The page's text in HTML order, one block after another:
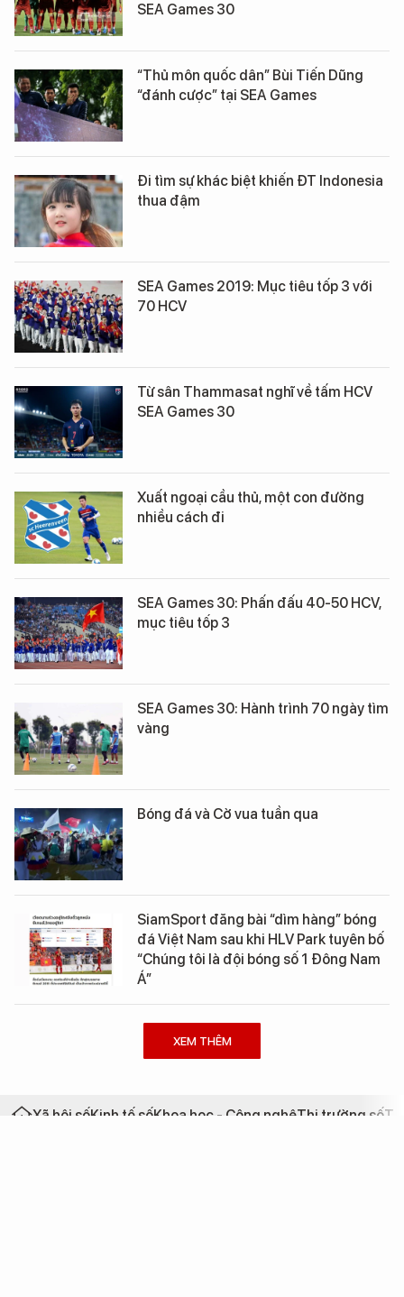
SEA Games 30
“Thủ môn quốc dân” Bùi Tiến Dũng
“đánh cược” tại SEA Games
Đi tìm sự khác biệt khiến ĐT Indonesia
thua đậm
SEA Games 2019: Mục tiêu tốp 3 với
70 HCV
Từ sân Thammasat nghĩ về tấm HCV
SEA Games 30
Xuất ngoại cầu thủ, một con đường
nhiều cách đi
SEA Games 30: Phấn đấu 40-50 HCV,
mục tiêu tốp 3
SEA Games 30: Hành trình 70 ngày tìm
vàng
Bóng đá và Cờ vua tuần qua
SiamSport đăng bài “dìm hàng” bóng
đá Việt Nam sau khi HLV Park tuyên bố
“Chúng tôi là đội bóng số 1 Đông Nam
Á”
XEM THÊM
Xã hội sốKinh tế sốKhoa học - Công nghệThị trường số